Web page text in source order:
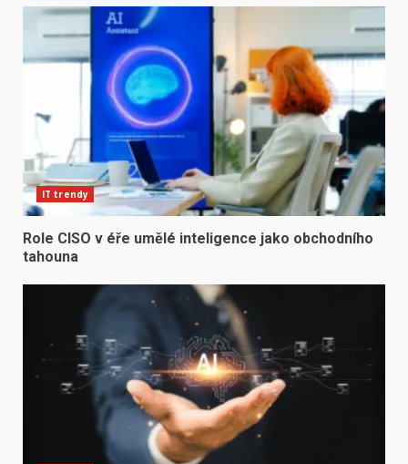
IT trendy
Role CISO v éře umělé inteligence jako obchodního
tahouna